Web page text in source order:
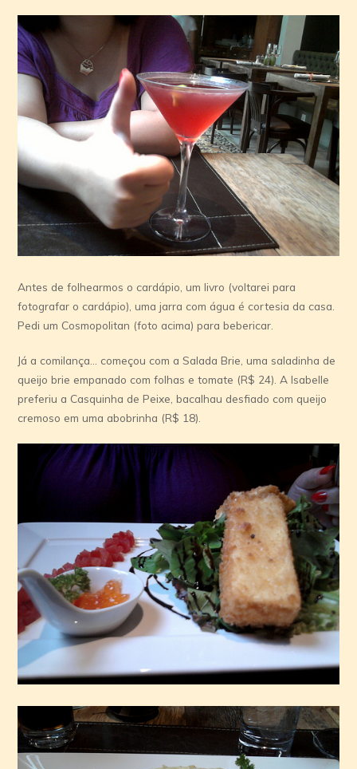
Antes de folhearmos o cardápio, um livro (voltarei para
fotografar o cardápio), uma jarra com água é cortesia da casa.
Pedi um Cosmopolitan (foto acima) para bebericar.
Já a comilança… começou com a Salada Brie, uma saladinha de
queijo brie empanado com folhas e tomate (R$ 24). A Isabelle
preferiu a Casquinha de Peixe, bacalhau desfiado com queijo
cremoso em uma abobrinha (R$ 18).